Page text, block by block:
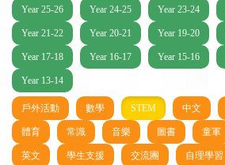
Year 25-26 Year 24-25 Year 23-24
Year 21-22 Year 20-21 Year 19-20
Year 17-18 Year 16-17 Year 15-16
Year 13-14
戶外活動 數學 STEM 中文
體育 常識 音樂 圖書 童軍
英文 學生支援 交流團 自理學習